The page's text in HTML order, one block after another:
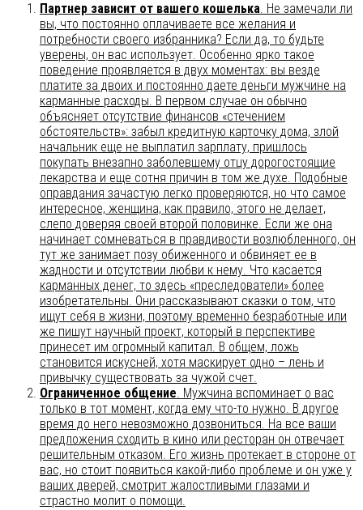
Партнер зависит от вашего кошелька. Не замечали ли
вы, что постоянно оплачиваете все желания и
потребности своего избранника? Если да, то будьте
уверены, он вас использует. Особенно ярко такое
поведение проявляется в двух моментах: вы везде
платите за двоих и постоянно даете деньги мужчине на
карманные расходы. В первом случае он обычно
объясняет отсутствие финансов «стечением
обстоятельств»: забыл кредитную карточку дома, злой
начальник еще не выплатил зарплату, пришлось
покупать внезапно заболевшему отцу дорогостоящие
лекарства и еще сотня причин в том же духе. Подобные
оправдания зачастую легко проверяются, но что самое
интересное, женщина, как правило, этого не делает,
слепо доверяя своей второй половинке. Если же она
начинает сомневаться в правдивости возлюбленного, он
тут же занимает позу обиженного и обвиняет ее в
жадности и отсутствии любви к нему. Что касается
карманных денег, то здесь «преследователи» более
изобретательны. Они рассказывают сказки о том, что
ищут себя в жизни, поэтому временно безработные или
же пишут научный проект, который в перспективе
принесет им огромный капитал. В общем, ложь
становится искусней, хотя маскирует одно – лень и
привычку существовать за чужой счет.
Ограниченное общение. Мужчина вспоминает о вас
только в тот момент, когда ему что-то нужно. В другое
время до него невозможно дозвониться. На все ваши
предложения сходить в кино или ресторан он отвечает
решительным отказом. Его жизнь протекает в стороне от
вас, но стоит появиться какой-либо проблеме и он уже у
ваших дверей, смотрит жалостливыми глазами и
страстно молит о помощи.